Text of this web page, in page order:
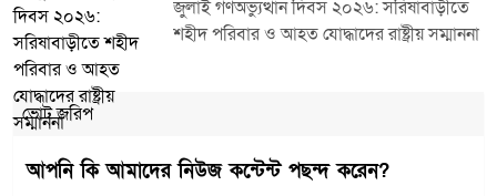
জুলাই গণঅভ্যুত্থান দিবস ২০২৬: সরিষাবাড়ীতে
শহীদ পরিবার ও আহত যোদ্ধাদের রাষ্ট্রীয় সম্মাননা
ভোট জরিপ
আপনি কি আমাদের নিউজ কন্টেন্ট পছন্দ করেন?